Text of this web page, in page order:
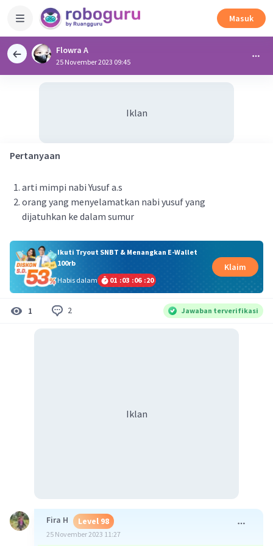
Masuk
Flowra A
25 November 2023 09:45
Iklan
Pertanyaan
arti mimpi nabi Yusuf a.s
orang yang menyelamatkan nabi yusuf yang
dijatuhkan ke dalam sumur
Ikuti Tryout SNBT & Menangkan E-Wallet
100rb
Habis dalam
01 :03 :06 :19
Klaim
1 2 Jawaban terverifikasi
Iklan
Fira H Level 98
25 November 2023 11:27